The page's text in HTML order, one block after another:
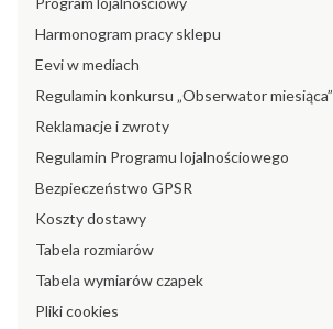
Harmonogram pracy sklepu
Eevi w mediach
Regulamin konkursu „Obserwator miesiąca”
Reklamacje i zwroty
Regulamin Programu lojalnościowego
Bezpieczeństwo GPSR
Koszty dostawy
Tabela rozmiarów
Tabela wymiarów czapek
Pliki cookies